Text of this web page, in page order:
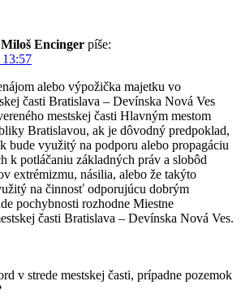
Miloš Encinger píše:
13:57
alebo výpožička majetku vo
časti Bratislava – Devínska Nová Ves
mestskej časti Hlavným mestom
Bratislavou, ak je dôvodný predpoklad,
bude využitý na podporu alebo propagáciu
k potláčaniu základných práv a slobôd
extrémizmu, násilia, alebo že takýto
na činnosť odporujúcu dobrým
pochybnosti rozhodne Miestne
časti Bratislava – Devínska Nová Ves.
v strede mestskej časti, prípadne pozemok